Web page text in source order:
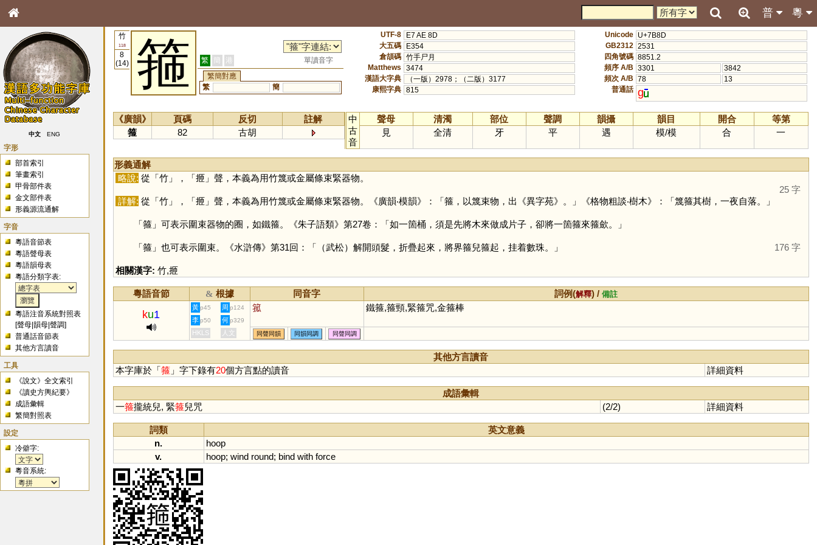
粵
普
中文 ENG
字形
部首索引
筆畫索引
甲骨部件表
金文部件表
形義源流通解
字音
粵語音節表
粵語聲母表
粵語韻母表
粵語分類字表:
粵語注音系統對照表
[聲母 |韻母 |聲調]
普通話音節表
其他方言讀音
工具
《說文》全文索引
《讀史方輿紀要》
成語彙輯
繁簡對照表
設定
冷僻字:
粵音系統:
竹
118
8
(14)
箍 繁 簡 港
單讀音字
繁簡對應
繁
簡
UTF-8
E7 AE 8D
大五碼
E354
倉頡碼 竹手尸月
Matthews
3474
漢語大字典
（一版）2978；（二版）3177
康熙字典 815
Unicode U+7B8D
GB2312 2531
四角號碼 8851.2
頻序 A/B 3301
3842
頻次 A/B 78
13
普通話 g
《廣韻》 頁碼 反切
註解
箍
82 古胡
中
古
音
聲母 清濁 部位 聲調 韻攝 韻目 開合
等第
見
全清 牙 平 遇 模/模 合 一
形義通解
略說: 從「 竹」，「 㧜 」聲，本義為用竹篾或金屬條束緊器物。
25 字
詳解: 從「 竹」，「 㧜 」聲，本義為用竹篾或金屬條束緊器物。《廣韻‧模韻》：「箍，以篾束物，出《異字苑》。」《格物粗談‧樹木》：「篾箍其樹，一夜自落。」
「 箍」可表示圍束器物的圈，如鐵箍。《朱子語類》第27卷：「如一箇桶，須是先將木來做成片子，卻將一箇箍來箍歛。」
「 箍」也可表示圍束。《水滸傳》第31回：「（武松）解開頭髮，折疊起來，將界箍兒箍起，挂着數珠。」 176 字
相關漢字: 竹,㧜
粵語音節 & 根據 同音字 詞例(解釋) /備註
ku1
黃 p45 周 p124 箛 鐵箍,箍頸,緊箍咒,金箍棒
李 p50 何 p329
HKLS 人文 同聲同韻 同韻同調 同聲同調
其他方言讀音
本字庫於「箍」字下錄有20個方言點的讀音 詳細資料
成語彙輯
一箍攏統兒, 緊箍兒咒 (2/2) 詳細資料
詞類
英文意義
n.
hoop
v.
hoop; wind round; bind with force